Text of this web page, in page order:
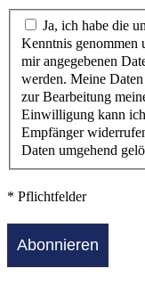
Ja, ich habe die
Kenntnis genommen
mir angegebenen
werden. Meine
zur Bearbeitung
Einwilligung kann
Empfänger
Daten umgehend
* Pflichtfelder